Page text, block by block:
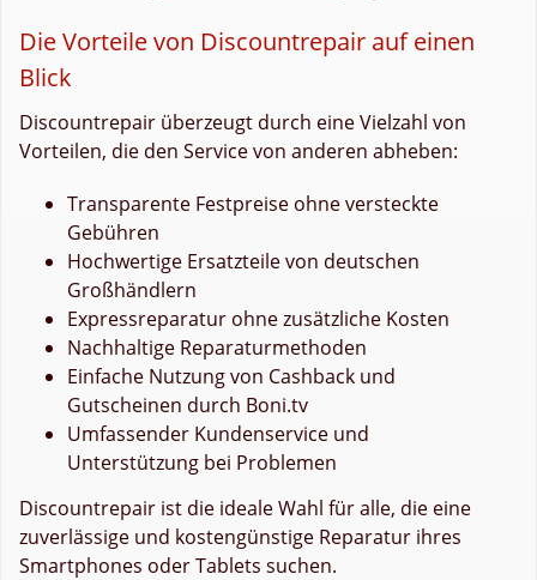
Die Vorteile von Discountrepair auf einen
Blick
Discountrepair überzeugt durch eine Vielzahl von
Vorteilen, die den Service von anderen abheben:
Transparente Festpreise ohne versteckte
Gebühren
Hochwertige Ersatzteile von deutschen
Großhändlern
Expressreparatur ohne zusätzliche Kosten
Nachhaltige Reparaturmethoden
Einfache Nutzung von Cashback und
Gutscheinen durch Boni.tv
Umfassender Kundenservice und
Unterstützung bei Problemen
Discountrepair ist die ideale Wahl für alle, die eine
zuverlässige und kostengünstige Reparatur ihres
Smartphones oder Tablets suchen.